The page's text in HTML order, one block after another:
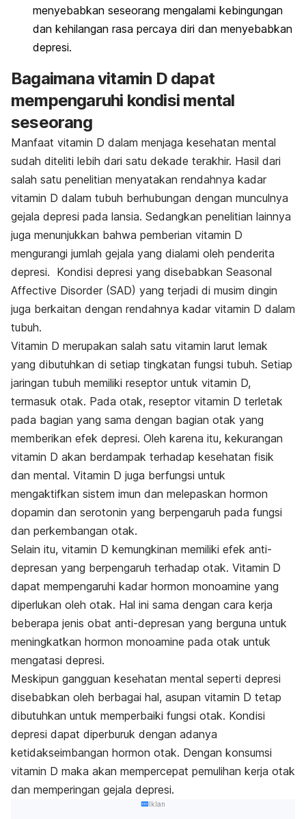
menyebabkan seseorang mengalami kebingungan
dan kehilangan rasa percaya diri dan menyebabkan
depresi.
Bagaimana vitamin D dapat
mempengaruhi kondisi mental
seseorang
Manfaat vitamin D dalam menjaga kesehatan mental
sudah diteliti lebih dari satu dekade terakhir. Hasil dari
salah satu penelitian menyatakan rendahnya kadar
vitamin D dalam tubuh berhubungan dengan munculnya
gejala depresi pada lansia. Sedangkan penelitian lainnya
juga menunjukkan bahwa pemberian vitamin D
mengurangi jumlah gejala yang dialami oleh penderita
depresi. Kondisi depresi yang disebabkan Seasonal
Affective Disorder (SAD) yang terjadi di musim dingin
juga berkaitan dengan rendahnya kadar vitamin D dalam
tubuh.
Vitamin D merupakan salah satu vitamin larut lemak
yang dibutuhkan di setiap tingkatan fungsi tubuh. Setiap
jaringan tubuh memiliki reseptor untuk vitamin D,
termasuk otak. Pada otak, reseptor vitamin D terletak
pada bagian yang sama dengan bagian otak yang
memberikan efek depresi. Oleh karena itu, kekurangan
vitamin D akan berdampak terhadap kesehatan fisik
dan mental. Vitamin D juga berfungsi untuk
mengaktifkan sistem imun dan melepaskan hormon
dopamin dan serotonin yang berpengaruh pada fungsi
dan perkembangan otak.
Selain itu, vitamin D kemungkinan memiliki efek anti-
depresan yang berpengaruh terhadap otak. Vitamin D
dapat mempengaruhi kadar hormon monoamine yang
diperlukan oleh otak. Hal ini sama dengan cara kerja
beberapa jenis obat anti-depresan yang berguna untuk
meningkatkan hormon monoamine pada otak untuk
mengatasi depresi.
Meskipun gangguan kesehatan mental seperti depresi
disebabkan oleh berbagai hal, asupan vitamin D tetap
dibutuhkan untuk memperbaiki fungsi otak. Kondisi
depresi dapat diperburuk dengan adanya
ketidakseimbangan hormon otak. Dengan konsumsi
vitamin D maka akan mempercepat pemulihan kerja otak
dan memperingan gejala depresi.
Iklan